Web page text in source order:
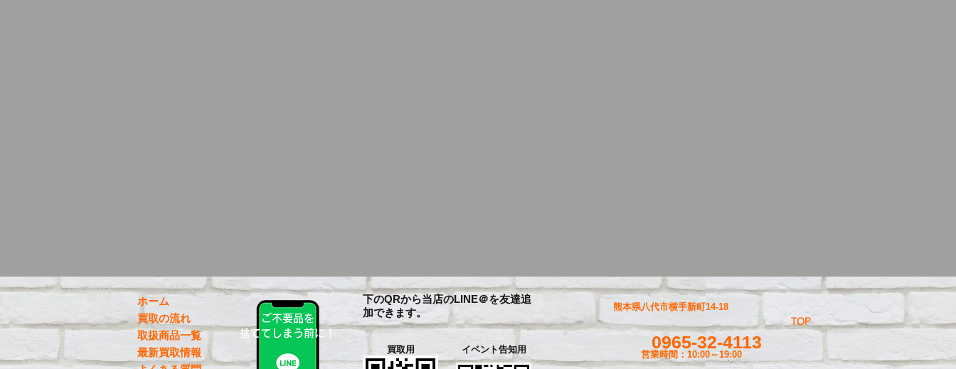
ホーム
買取の流れ
取扱商品一覧
最新買取情報
ご不要品を
捨ててしまう前に！
下のQRから当店のLINE＠を友達追
加できます。
買取用 イベント告知用
TOP
0965-32-4113
営業時間：10:00～19:00
熊本県八代市横手新町14-18